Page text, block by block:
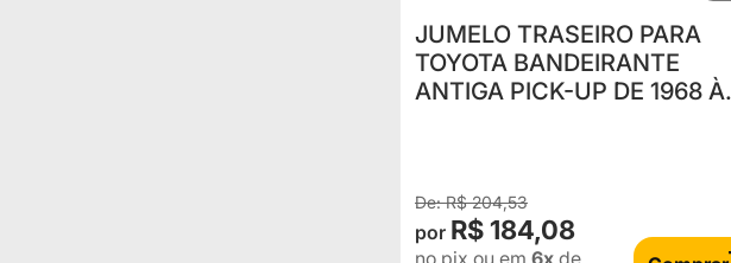
JUMELO TRASEIRO PARA
TOYOTA BANDEIRANTE
ANTIGA PICK-UP DE 1968 À
R$ 204,53
R$ 184,08